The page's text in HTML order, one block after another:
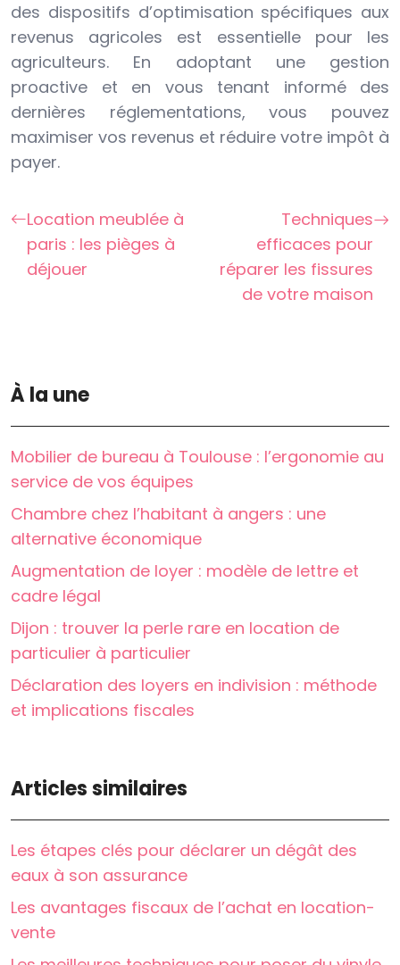
des dispositifs d’optimisation spécifiques aux
revenus agricoles est essentielle pour les
agriculteurs. En adoptant une gestion
proactive et en vous tenant informé des
dernières réglementations, vous pouvez
maximiser vos revenus et réduire votre impôt à
payer.
Location meublée à
paris : les pièges à
déjouer
Techniques
efficaces pour
réparer les fissures
de votre maison
À la une
Mobilier de bureau à Toulouse : l’ergonomie au
service de vos équipes
Chambre chez l’habitant à angers : une
alternative économique
Augmentation de loyer : modèle de lettre et
cadre légal
Dijon : trouver la perle rare en location de
particulier à particulier
Déclaration des loyers en indivision : méthode
et implications fiscales
Articles similaires
Les étapes clés pour déclarer un dégât des
eaux à son assurance
Les avantages fiscaux de l’achat en location-
vente